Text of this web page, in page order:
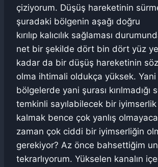
çiziyorum. Düşüş hareketinin
şuradaki bölgenin aşağı doğru
kırılıp kalıcılık sağlaması
net bir şekilde dört bin dört yüz
kadar da bir düşüş hareketinin
olma ihtimali oldukça yüksek. Yani
bölgelerde yani şurası kırılmadığı
temkinli sayılabilecek bir
kalmak bence çok yanlış
zaman çok ciddi bir iyimserliğin
gerekiyor? Az önce bahsettiğim
tekrarlıyorum. Yükselen kanalın